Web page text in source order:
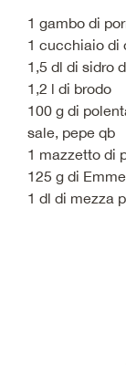
1 gambo di
1 cucchiaio di
1,5 dl di sidro
1,2 l di brodo
100 g di
sale, pepe qb
1 mazzetto di
125 g di
1 dl di mezza